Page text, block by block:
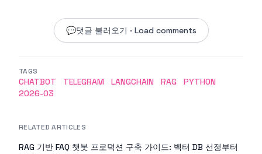
💬댓글 불러오기 · Load comments
TAGS
CHATBOT TELEGRAM LANGCHAIN RAG
PYTHON
2026-03
RELATED ARTICLES
RAG 기반 FAQ 챗봇 프로덕션 구축 가이드: 벡터 DB 선정부터